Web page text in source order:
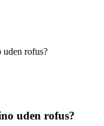
rofus?
uden rofus?